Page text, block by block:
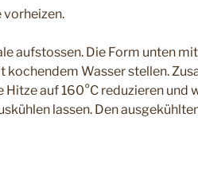
vorheizen.
aufstossen. Die Form unten
kochendem Wasser stellen.
auf 160°C reduzieren und
lassen. Den